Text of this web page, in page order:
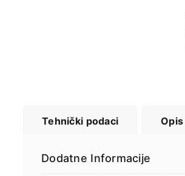
Tehnički podaci Opis
Dodatne Informacije